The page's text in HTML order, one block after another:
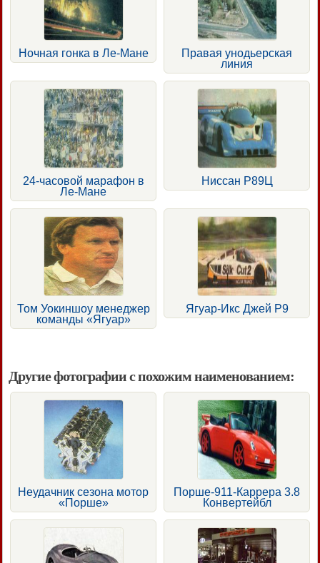
Ночная гонка в Ле-Мане
Правая унодьерская
линия
24-часовой марафон в
Ле-Мане
Ниссан Р89Ц
Том Уокиншоу менеджер
команды «Ягуар»
Ягуар-Икс Джей Р9
Другие фотографии с похожим наименованием:
Неудачник сезона мотор
«Порше»
Порше-911-Каррера 3.8
Конвертейбл